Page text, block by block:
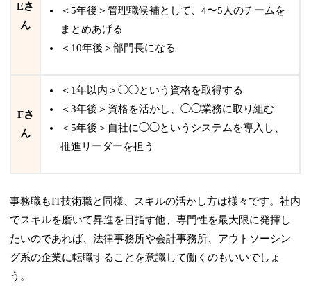
Eさ
ん
＜5年後＞管理職候補として、4〜5人のチームを
まとめあげる
＜10年後＞部門長になる
Fさ
ん
＜1年以内＞◯◯という資格を取得する
＜3年後＞資格を活かし、◯◯業務に取り組む
＜5年後＞自社に◯◯というシステムを導入し、
推進リーダーを担う
事務職もIT技術職と同様、スキルの活かし方は様々です。社内
でスキルを磨いて昇進を目指す他、専門性を最大限に発揮し
たいのであれば、法律事務所や会計事務所、アウトソーシン
グ系の企業に転職することを意識して働くのもいいでしょ
う。